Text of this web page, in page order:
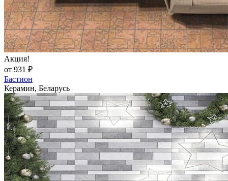
Акция!
от 931 ₽
Бастион
Керамин, Беларусь